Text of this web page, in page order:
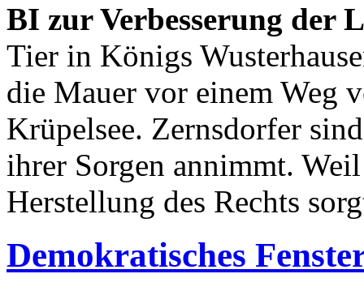
BI zur Verbesserung der
Tier in Königs
die Mauer vor einem Weg
Krüpelsee. Zernsdorfer
ihrer Sorgen annimmt.
Herstellung des Rechts
Demokratisches